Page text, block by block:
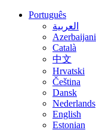
Português
العربية
Azerbaijani
Català
中文
Hrvatski
Čeština
Dansk
Nederlands
English
Estonian